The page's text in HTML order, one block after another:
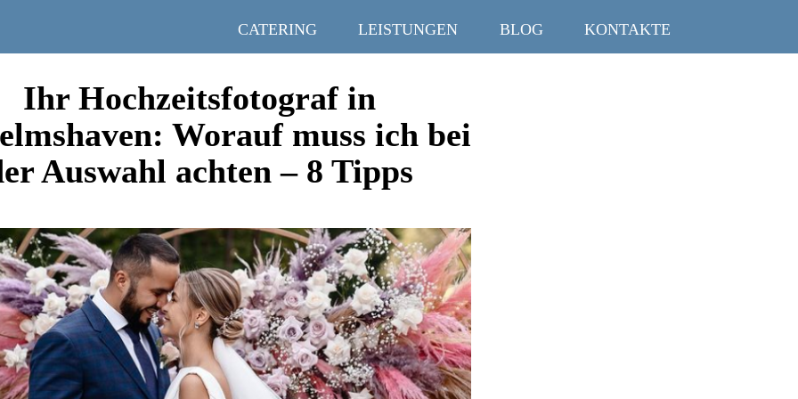
CATERING LEISTUNGEN BLOG KONTAKTE
Ihr Hochzeitsfotograf in
Worauf muss ich bei
Auswahl achten – 8 Tipps